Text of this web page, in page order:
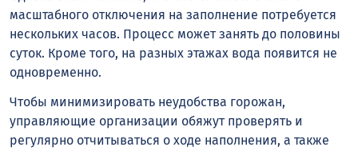
масштабного отключения на заполнение потребуется
нескольких часов. Процесс может занять до половины
суток. Кроме того, на разных этажах вода появится не
одновременно.
Чтобы минимизировать неудобства горожан,
управляющие организации обяжут проверять и
регулярно отчитываться о ходе наполнения, а также